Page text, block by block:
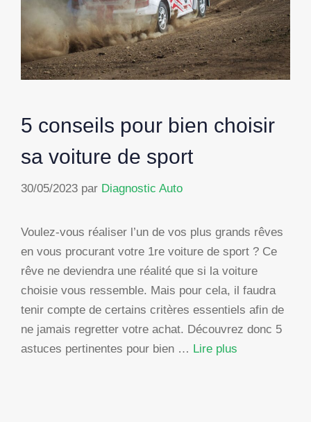
5 conseils pour bien choisir
sa voiture de sport
30/05/2023 par Diagnostic Auto
Voulez-vous réaliser l’un de vos plus grands rêves
en vous procurant votre 1re voiture de sport ? Ce
rêve ne deviendra une réalité que si la voiture
choisie vous ressemble. Mais pour cela, il faudra
tenir compte de certains critères essentiels afin de
ne jamais regretter votre achat. Découvrez donc 5
astuces pertinentes pour bien … Lire plus